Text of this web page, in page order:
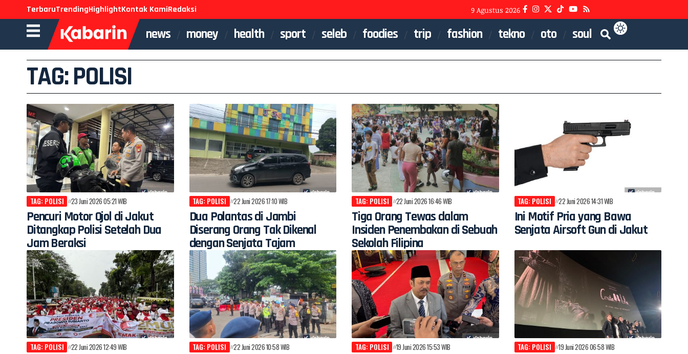
TerbaruTrendingHighlightKontak KamiRedaksi 9 Agustus 2026
news money health sport seleb foodies trip fashion tekno oto soul
TAG: POLISI
TAG: POLISI 23 Juni 2026 05:21 WIB
Pencuri Motor Ojol di Jakut
Ditangkap Polisi Setelah Dua
Jam Beraksi
TAG: POLISI 22 Juni 2026 17:10 WIB
Dua Polantas di Jambi
Diserang Orang Tak Dikenal
dengan Senjata Tajam
TAG: POLISI 22 Juni 2026 16:46 WIB
Tiga Orang Tewas dalam
Insiden Penembakan di Sebuah
Sekolah Filipina
TAG: POLISI 22 Juni 2026 14:31 WIB
Ini Motif Pria yang Bawa
Senjata Airsoft Gun di Jakut
TAG: POLISI 22 Juni 2026 12:49 WIB TAG: POLISI 22 Juni 2026 10:58 WIB TAG: POLISI 19 Juni 2026 15:53 WIB TAG: POLISI 19 Juni 2026 06:58 WIB